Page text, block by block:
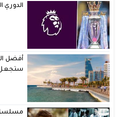
الدوري
أفضل
ستجعل